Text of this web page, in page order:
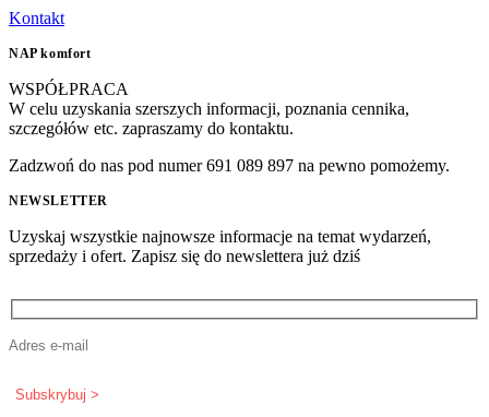
Kontakt
NAP komfort
WSPÓŁPRACA
W celu uzyskania szerszych informacji, poznania cennika,
szczegółów etc. zapraszamy do kontaktu.
Zadzwoń do nas pod numer 691 089 897 na pewno pomożemy.
NEWSLETTER
Uzyskaj wszystkie najnowsze informacje na temat wydarzeń,
sprzedaży i ofert. Zapisz się do newslettera już dziś